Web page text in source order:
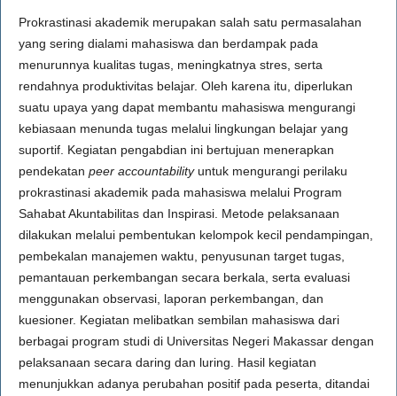
Prokrastinasi akademik merupakan salah satu permasalahan
yang sering dialami mahasiswa dan berdampak pada
menurunnya kualitas tugas, meningkatnya stres, serta
rendahnya produktivitas belajar. Oleh karena itu, diperlukan
suatu upaya yang dapat membantu mahasiswa mengurangi
kebiasaan menunda tugas melalui lingkungan belajar yang
suportif. Kegiatan pengabdian ini bertujuan menerapkan
pendekatan peer accountabilityuntuk mengurangi perilaku
prokrastinasi akademik pada mahasiswa melalui Program
Sahabat Akuntabilitas dan Inspirasi. Metode pelaksanaan
dilakukan melalui pembentukan kelompok kecil pendampingan,
pembekalan manajemen waktu, penyusunan target tugas,
pemantauan perkembangan secara berkala, serta evaluasi
menggunakan observasi, laporan perkembangan, dan
kuesioner. Kegiatan melibatkan sembilan mahasiswa dari
berbagai program studi di Universitas Negeri Makassar dengan
pelaksanaan secara daring dan luring. Hasil kegiatan
menunjukkan adanya perubahan positif pada peserta, ditandai